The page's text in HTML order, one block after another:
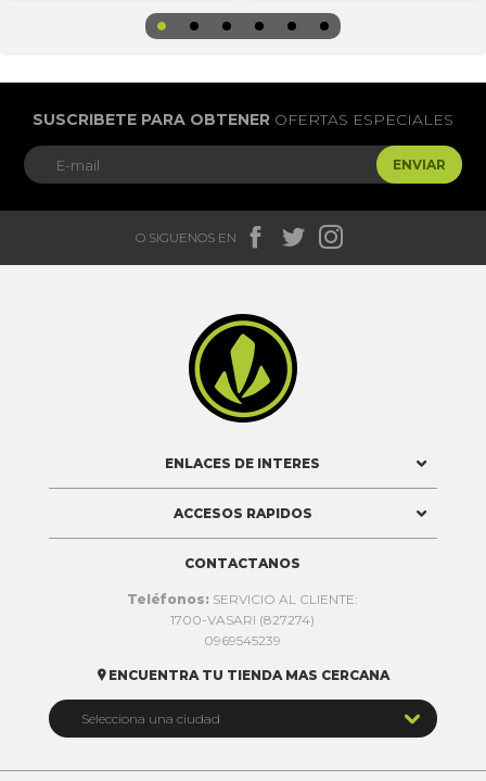
SUSCRIBETE PARA OBTENER OFERTAS ESPECIALES
ENVIAR
O SIGUENOS EN   

ENLACES DE INTERES
ACCESOS RAPIDOS
CONTACTANOS
Teléfonos: SERVICIO AL CLIENTE:
1700-VASARI (827274)
0969545239
 ENCUENTRA TU TIENDA MAS CERCANA
Selecciona una ciudad 